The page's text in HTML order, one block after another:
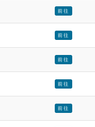
前往
前往
前往
前往
前往